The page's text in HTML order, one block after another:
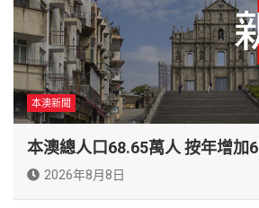
本澳新聞
本澳總人口68.65萬人 按年增加
2026年8月8日